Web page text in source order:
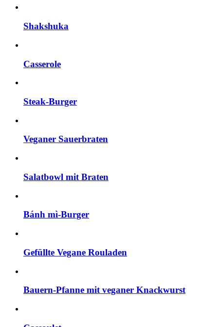
Shakshuka
Casserole
Steak-Burger
Veganer Sauerbraten
Salatbowl mit Braten
Bánh mì-Burger
Gefüllte Vegane Rouladen
Bauern-Pfanne mit veganer Knackwurst